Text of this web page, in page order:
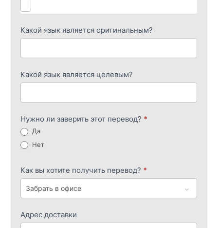
Какой язык является оригинальным?
Какой язык является целевым?
Нужно ли заверить этот перевод? *
Да
Нет
Как вы хотите получить перевод? *
Адрес доставки